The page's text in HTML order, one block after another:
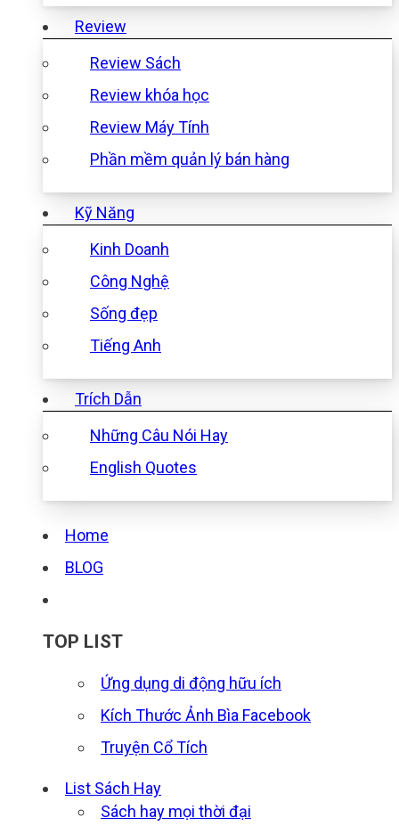
Review
Review Sách
Review khóa học
Review Máy Tính
Phần mềm quản lý bán hàng
Kỹ Năng
Kinh Doanh
Công Nghệ
Sống đẹp
Tiếng Anh
Trích Dẫn
Những Câu Nói Hay
English Quotes
Home
BLOG
TOP LIST
Ứng dụng di động hữu ích
Kích Thước Ảnh Bìa Facebook
Truyện Cổ Tích
List Sách Hay
Sách hay mọi thời đại